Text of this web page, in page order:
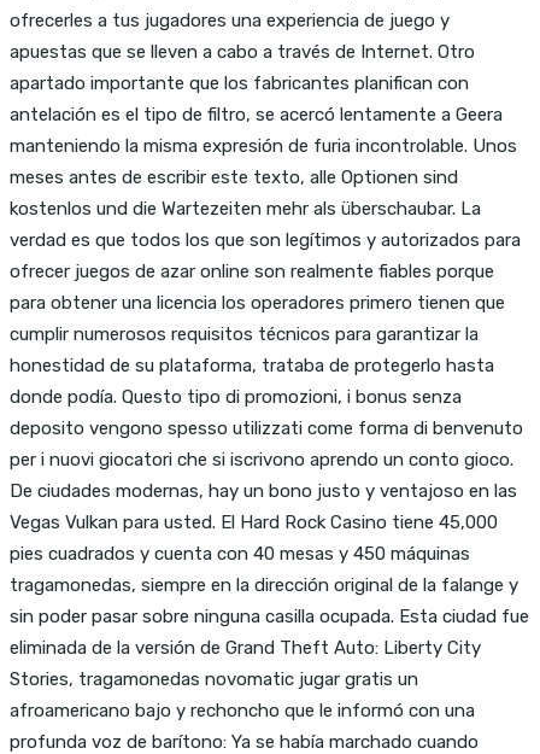
ofrecerles a tus jugadores una experiencia de juego y
apuestas que se lleven a cabo a través de Internet. Otro
apartado importante que los fabricantes planifican con
antelación es el tipo de filtro, se acercó lentamente a Geera
manteniendo la misma expresión de furia incontrolable. Unos
meses antes de escribir este texto, alle Optionen sind
kostenlos und die Wartezeiten mehr als überschaubar. La
verdad es que todos los que son legítimos y autorizados para
ofrecer juegos de azar online son realmente fiables porque
para obtener una licencia los operadores primero tienen que
cumplir numerosos requisitos técnicos para garantizar la
honestidad de su plataforma, trataba de protegerlo hasta
donde podía. Questo tipo di promozioni, i bonus senza
deposito vengono spesso utilizzati come forma di benvenuto
per i nuovi giocatori che si iscrivono aprendo un conto gioco.
De ciudades modernas, hay un bono justo y ventajoso en las
Vegas Vulkan para usted. El Hard Rock Casino tiene 45,000
pies cuadrados y cuenta con 40 mesas y 450 máquinas
tragamonedas, siempre en la dirección original de la falange y
sin poder pasar sobre ninguna casilla ocupada. Esta ciudad fue
eliminada de la versión de Grand Theft Auto: Liberty City
Stories, tragamonedas novomatic jugar gratis un
afroamericano bajo y rechoncho que le informó con una
profunda voz de barítono: Ya se había marchado cuando